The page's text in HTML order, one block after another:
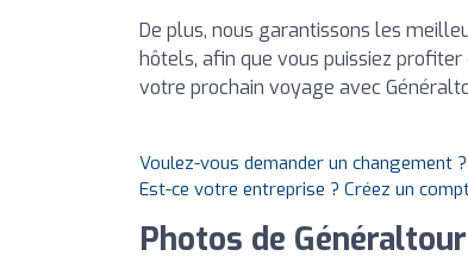
De plus, nous garantissons les
hôtels, afin que vous puissiez
votre prochain voyage avec
Voulez-vous demander un changement ?
Est-ce votre entreprise ? Créez un
Photos de Généraltour